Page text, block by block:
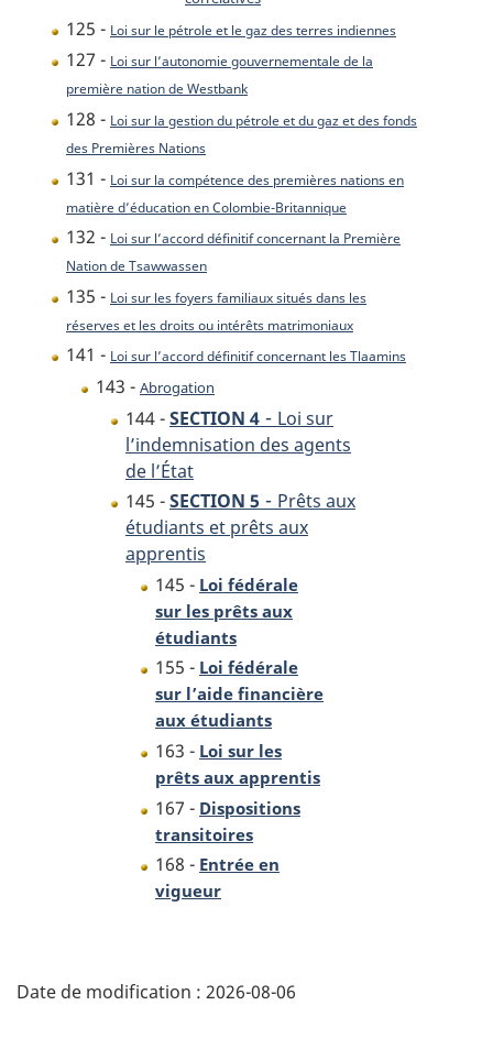
125 - Loi sur le pétrole et le gaz des terres indiennes
127 - Loi sur l’autonomie gouvernementale de la
première nation de Westbank
128 - Loi sur la gestion du pétrole et du gaz et des fonds
des Premières Nations
131 - Loi sur la compétence des premières nations en
matière d’éducation en Colombie-Britannique
132 - Loi sur l’accord définitif concernant la Première
Nation de Tsawwassen
135 - Loi sur les foyers familiaux situés dans les
réserves et les droits ou intérêts matrimoniaux
141 - Loi sur l’accord définitif concernant les Tlaamins
143 - Abrogation
144 -SECTION 4 - Loi sur
l’indemnisation des agents
de l’État
145 -SECTION 5 - Prêts aux
étudiants et prêts aux
apprentis
145 - Loi fédérale
sur les prêts aux
étudiants
155 - Loi fédérale
sur l’aide financière
aux étudiants
163 - Loi sur les
prêts aux apprentis
167 - Dispositions
transitoires
168 - Entrée en
vigueur
é
Date de modification : 2026-08-06